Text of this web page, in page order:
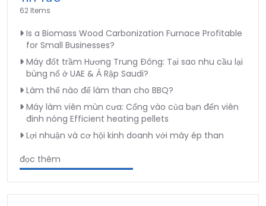
62 Items
Is a Biomass Wood Carbonization Furnace Profitable
for Small Businesses?
Máy đốt trầm Hương Trung Đông: Tại sao nhu cầu lại
bùng nổ ở UAE & Ả Rập Saudi?
Làm thế nào để làm than cho BBQ?
Máy làm viên mùn cưa: Cổng vào của bạn đến viên
đinh nóng Efficient heating pellets
Lợi nhuận và cơ hội kinh doanh với máy ép than
đọc thêm